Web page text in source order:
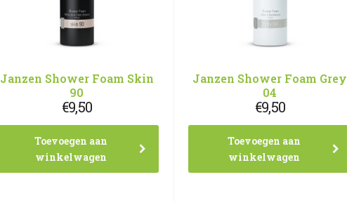
Janzen Shower Foam Skin
90
€9,50
Toevoegen aan
winkelwagen
Janzen Shower Foam Grey
04
€9,50
Toevoegen aan
winkelwagen